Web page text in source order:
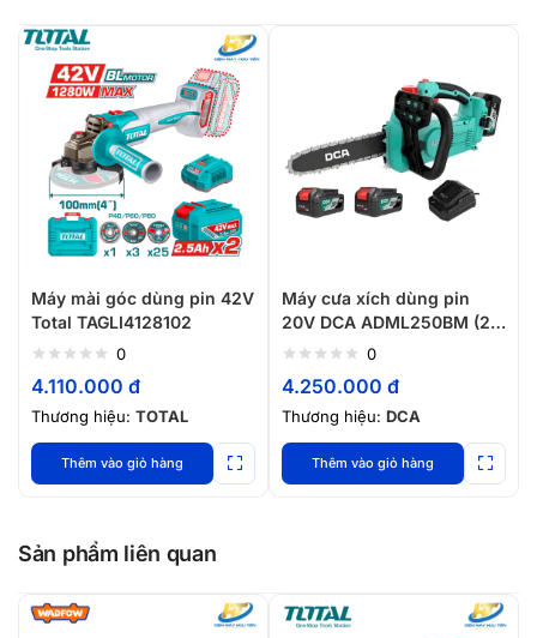
Máy mài góc dùng pin 42V
Total TAGLI4128102
0
4.110.000 đ
Thương hiệu: TOTAL
Thêm vào giỏ hàng
Máy cưa xích dùng pin
20V DCA ADML250BM (2
pin 4.0Ah, 1 sạc)
0
4.250.000 đ
Thương hiệu: DCA
Thêm vào giỏ hàng
Sản phẩm liên quan